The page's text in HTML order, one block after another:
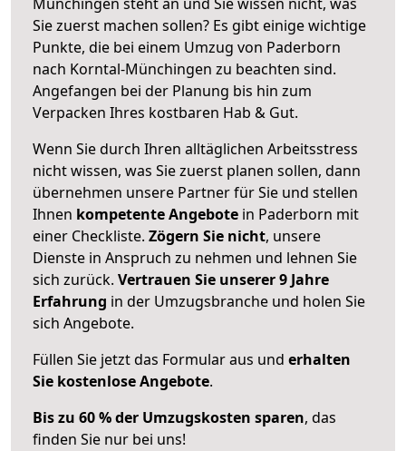
Sie zuerst machen sollen? Es gibt einige wichtige
Punkte, die bei einem Umzug von Paderborn
nach Korntal-Münchingen zu beachten sind.
Angefangen bei der Planung bis hin zum
Verpacken Ihres kostbaren Hab & Gut.
Wenn Sie durch Ihren alltäglichen Arbeitsstress
nicht wissen, was Sie zuerst planen sollen, dann
übernehmen unsere Partner für Sie und stellen
Ihnen kompetente Angebote in Paderborn mit
einer Checkliste. Zögern Sie nicht, unsere
Dienste in Anspruch zu nehmen und lehnen Sie
sich zurück. Vertrauen Sie unserer 9 Jahre
Erfahrung in der Umzugsbranche und holen Sie
sich Angebote.
Füllen Sie jetzt das Formular aus und erhalten
Sie kostenlose Angebote.
Bis zu 60 % der Umzugskosten sparen, das
finden Sie nur bei uns!